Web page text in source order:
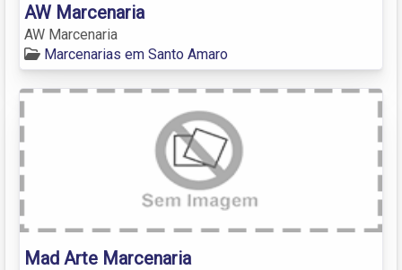
AW Marcenaria
AW Marcenaria
Marcenarias em Santo Amaro
Mad Arte Marcenaria